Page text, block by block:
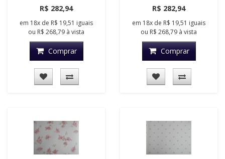
R$ 282,94
em 18x de R$ 19,51 iguais
ou R$ 268,79 à vista
Comprar
R$ 282,94
em 18x de R$ 19,51 iguais
ou R$ 268,79 à vista
Comprar